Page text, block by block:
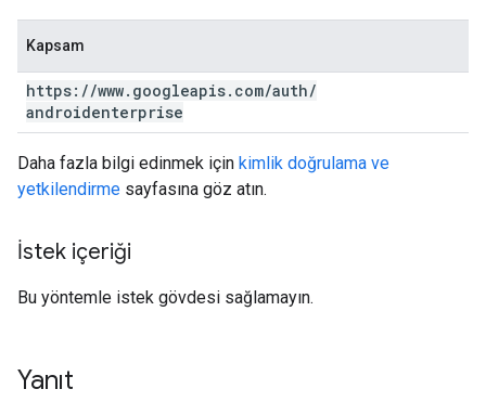
Kapsam
https: //www. googleapis. com/auth/
androidenterprise
Daha fazla bilgi edinmek için kimlik doğrulama ve
yetkilendirme sayfasına göz atın.
İstek içeriği
Bu yöntemle istek gövdesi sağlamayın.
Yanıt